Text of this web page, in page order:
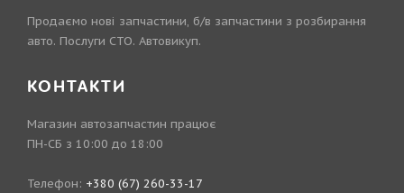
Продаємо нові запчастини, б/в запчастини з розбирання
авто. Послуги СТО. Автовикуп.
КОНТАКТИ
Магазин автозапчастин працює
ПН-СБ з 10:00 до 18:00
Телефон: +380 (67) 260-33-17